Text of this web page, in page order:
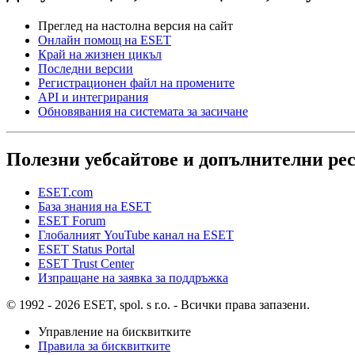
Преглед на настолна версия на сайт
Онлайн помощ на ESET
Край на жизнен цикъл
Последни версии
Регистрационен файл на промените
API и интегрирания
Обновявания на системата за засичане
Полезни уебсайтове и допълнителни
ESET.com
База знания на ESET
ESET Forum
Глобалният YouTube канал на ESET
ESET Status Portal
ESET Trust Center
Изпращане на заявка за поддръжка
© 1992 - 2026 ESET, spol. s r.o. - Всички права запазени.
Управление на бисквитките
Правила за бисквитките